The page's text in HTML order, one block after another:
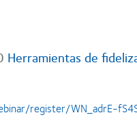
Herramientas de
register/WN_adrE-